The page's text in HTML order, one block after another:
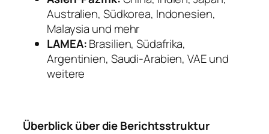
Australien, Südkorea, Indonesien,
Malaysia und mehr
LAMEA:Brasilien, Südafrika,
Argentinien, Saudi-Arabien, VAE und
weitere
Überblick über die Berichtsstruktur